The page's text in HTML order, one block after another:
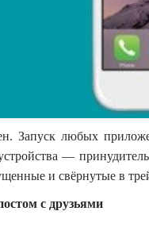
Запуск любых
—
и свёрнутые в
с друзьями